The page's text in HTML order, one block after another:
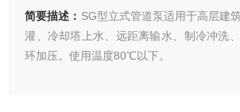
简要描述： SG型立式管道泵适用于高层建筑
灌、冷却塔上水、远距离输水、制冷冲洗
环加压。使用温度80℃以下。